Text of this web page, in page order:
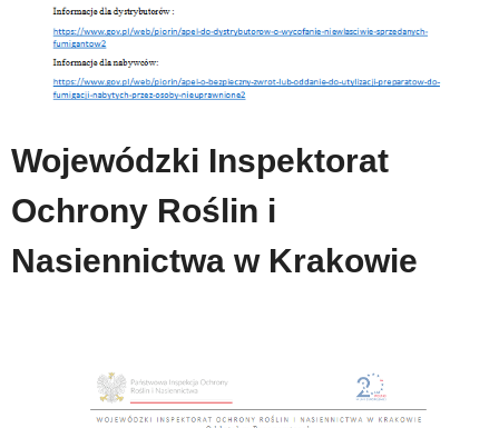
Wojewódzki Inspektorat
Ochrony Roślin i
Nasiennictwa w Krakowie